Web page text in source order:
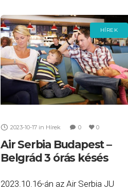
HÍREK
2023-10-17 in Hírek 0 0
Air Serbia Budapest –
Belgrád 3 órás késés
2023.10.16-án az Air Serbia JU